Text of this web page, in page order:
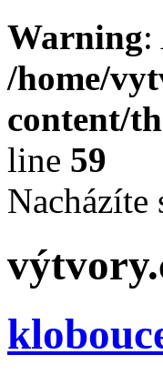
Warning:
/home/
content/
line 59
Nacházíte